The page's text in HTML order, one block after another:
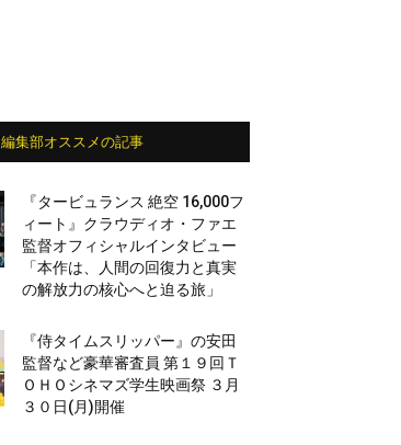
編集部オススメの記事
『タービュランス 絶空 16,000フ
ィート』クラウディオ・ファエ
監督オフィシャルインタビュー
「本作は、人間の回復力と真実
の解放力の核心へと迫る旅」
『侍タイムスリッパー』の安田
監督など豪華審査員 第１９回Ｔ
ＯＨＯシネマズ学生映画祭 ３月
３０日(月)開催